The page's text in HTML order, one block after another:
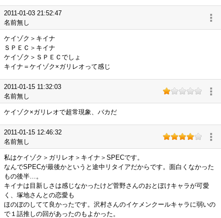
2011-01-03 21:52:47
名前無し
ケイゾク＞キイナ
ＳＰＥＣ＞キイナ
ケイゾク＞ＳＰＥＣでしょ
キイナ＝ケイゾク×ガリレオって感じ
2011-01-15 11:32:03
名前無し
ケイゾク×ガリレオで超常現象、バカだ
2011-01-15 12:46:32
名前無し
私はケイゾク＞ガリレオ＞キイナ＞SPECです。
なんでSPECが最後かというと途中リタイアだからです。面白くなかった
もの後半…。
キイナは目新しさは感じなかったけど菅野さんのおとぼけキャラが可愛
く、塚地さんとの恋愛も
ほのぼのしてて良かったです。沢村さんのイケメンクールキャラに弱いの
で１話推しの回があったのもよかった。